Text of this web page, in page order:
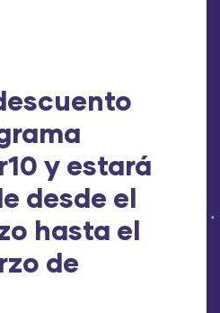
y estará
desde el
hasta el
de